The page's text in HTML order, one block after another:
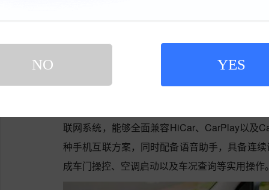
NO YES
联网系统，能够全面兼容HiCar、CarPlay以及
种手机互联方案，同时配备语音助手，具备连
成车门操控、空调启动以及车况查询等实用操作